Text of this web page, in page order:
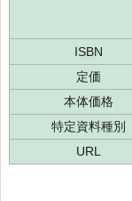
ISBN
定価
本体価格
特定資料種別
URL